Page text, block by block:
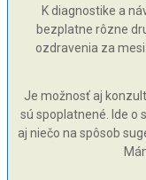
K diagnostike a
bezplatne rôzne
ozdravenia za
Je možnosť aj
sú spoplatnené. Ide o
aj niečo na spôsob